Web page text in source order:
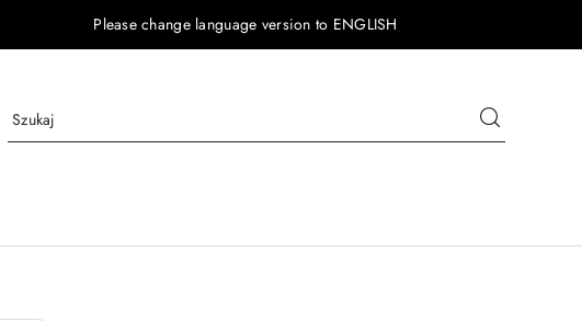
Please change language version to ENGLISH